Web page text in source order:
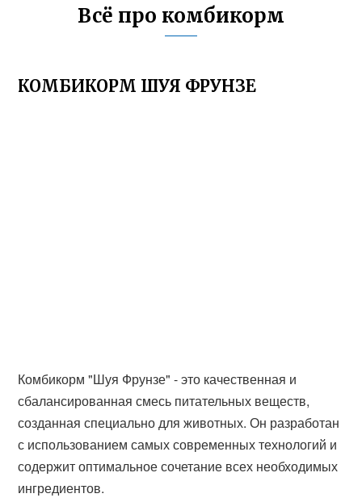
Всё про комбикорм
КОМБИКОРМ ШУЯ ФРУНЗЕ
Комбикорм "Шуя Фрунзе" - это качественная и
сбалансированная смесь питательных веществ,
созданная специально для животных. Он разработан
с использованием самых современных технологий и
содержит оптимальное сочетание всех необходимых
ингредиентов.